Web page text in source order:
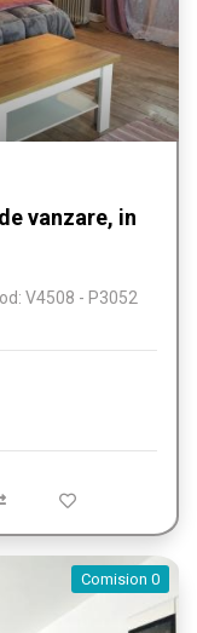
vanzare, in
V4508 - P3052
Comision 0